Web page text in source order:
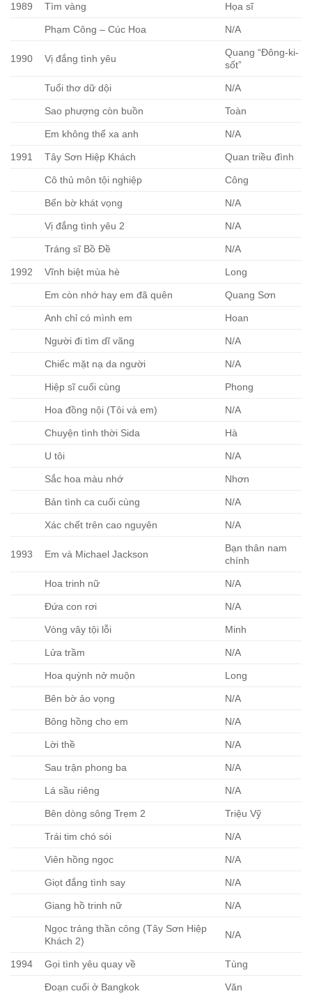
1989 Tìm vàng Họa sĩ
Phạm Công – Cúc Hoa N/A
1990 Vị đắng tình yêu
Quang “Đông-ki-
sốt”
Tuổi thơ dữ dội N/A
Sao phượng còn buồn Toàn
Em không thể xa anh N/A
1991 Tây Sơn Hiệp Khách Quan triều đình
Cô thủ môn tội nghiệp Công
Bến bờ khát vọng N/A
Vị đắng tình yêu 2 N/A
Tráng sĩ Bồ Đề N/A
1992 Vĩnh biệt mùa hè Long
Em còn nhớ hay em đã quên Quang Sơn
Anh chỉ có mình em Hoan
Người đi tìm dĩ vãng N/A
Chiếc mặt nạ da người N/A
Hiệp sĩ cuối cùng Phong
Hoa đồng nội (Tôi và em) N/A
Chuyện tình thời Sida Hà
U tôi N/A
Sắc hoa màu nhớ Nhơn
Bản tình ca cuối cùng N/A
Xác chết trên cao nguyên N/A
1993 Em và Michael Jackson
Bạn thân nam
chính
Hoa trinh nữ N/A
Đứa con rơi N/A
Vòng vây tội lỗi Minh
Lửa trầm N/A
Hoa quỳnh nở muộn Long
Bên bờ ảo vọng N/A
Bông hồng cho em N/A
Lời thề N/A
Sau trận phong ba N/A
Lá sầu riêng N/A
Bên dòng sông Trẹm 2 Triệu Vỹ
Trái tim chó sói N/A
Viên hồng ngọc N/A
Giọt đắng tình say N/A
Giang hồ trinh nữ N/A
Ngọc trảng thần công (Tây Sơn Hiệp
Khách 2)
N/A
1994 Gọi tình yêu quay về Tùng
Đoạn cuối ở Bangkok Văn